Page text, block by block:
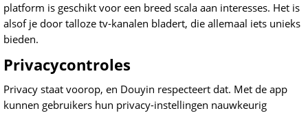
platform is geschikt voor een breed scala aan interesses. Het is
alsof je door talloze tv-kanalen bladert, die allemaal iets unieks
bieden.
Privacycontroles
Privacy staat voorop, en Douyin respecteert dat. Met de app
kunnen gebruikers hun privacy-instellingen nauwkeurig